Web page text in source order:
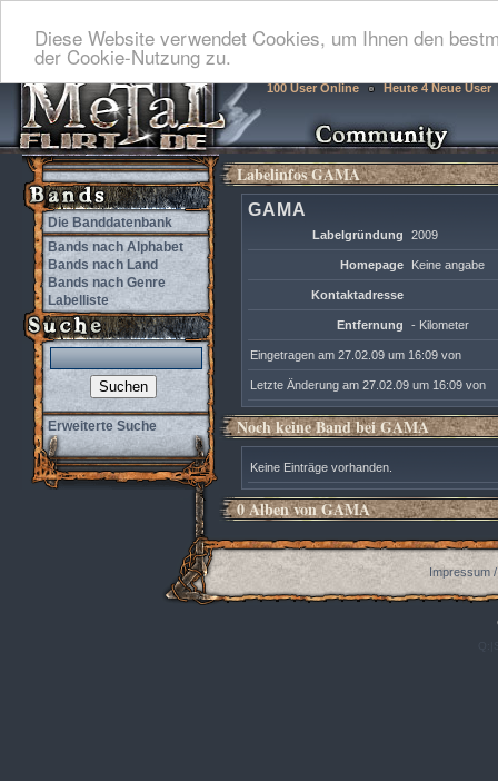
Diese Website verwendet Cookies, um Ihnen den
der Cookie-Nutzung zu.
100 User Online Heute 4 Neue User
Die Banddatenbank
Bands nach Alphabet
Bands nach Land
Bands nach Genre
Labelliste
Erweiterte Suche
Labelinfos GAMA
GAMA
Labelgründung 2009
Homepage Keine angabe
Kontaktadresse
Entfernung - Kilometer
Eingetragen am 27.02.09 um 16:09 von
Letzte Änderung am 27.02.09 um 16:09 von
Noch keine Band bei GAMA
Keine Einträge vorhanden.
0 Alben von GAMA
Impressum